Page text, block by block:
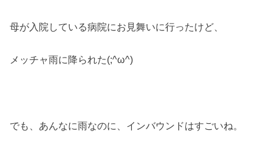
母が入院している病院にお見舞いに行ったけど、
メッチャ雨に降られた(;^ω^)
でも、あんなに雨なのに、インバウンドはすごいね。